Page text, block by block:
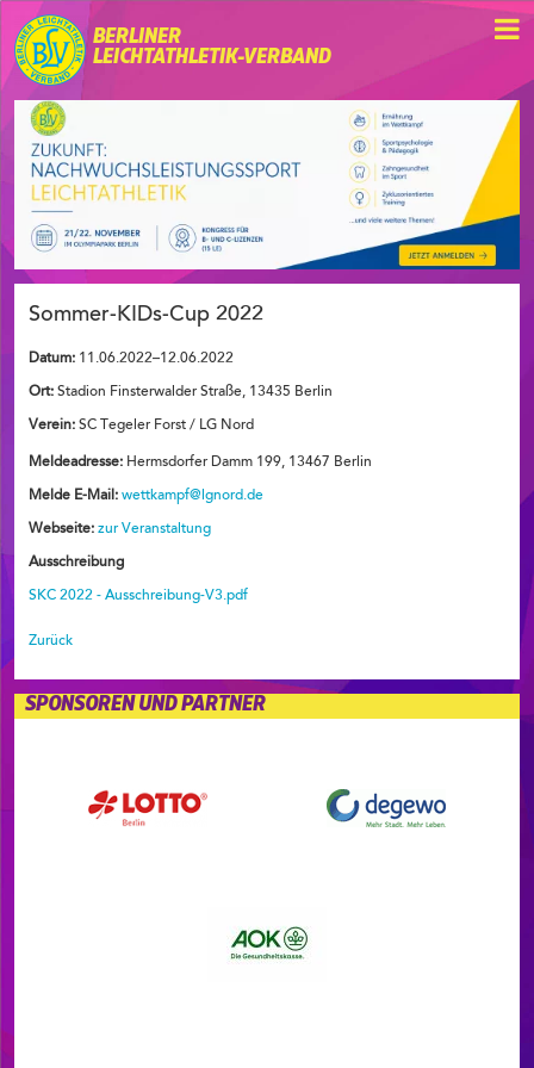
BERLINER
LEICHTATHLETIK-VERBAND
Sommer-KIDs-Cup 2022
Datum: 11.06.2022–12.06.2022
Ort: Stadion Finsterwalder Straße, 13435 Berlin
Verein: SC Tegeler Forst / LG Nord
Meldeadresse: Hermsdorfer Damm 199, 13467 Berlin
Melde E-Mail: wettkampf@lgnord.de
Webseite: zur Veranstaltung
Ausschreibung
SKC 2022 - Ausschreibung-V3.pdf
Zurück
SPONSOREN UND PARTNER